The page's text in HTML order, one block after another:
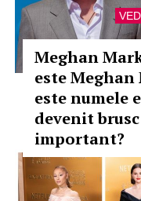
Meghan
este Meghan
este numele
devenit
important?